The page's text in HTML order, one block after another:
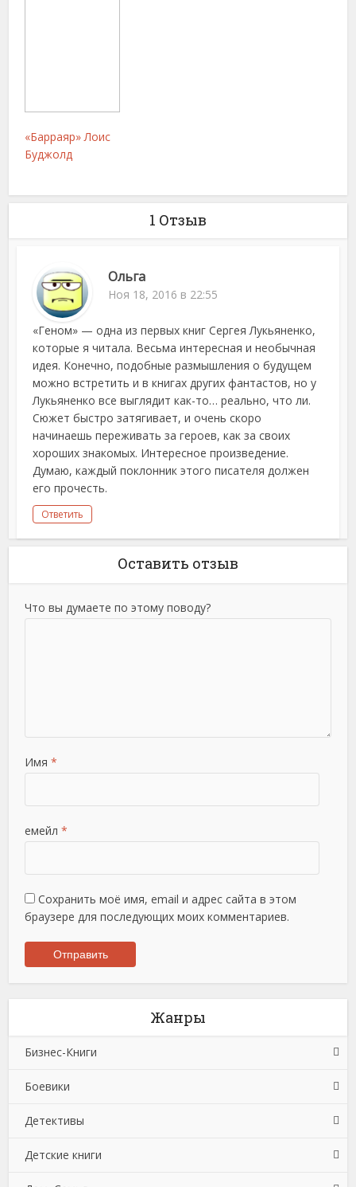
«Барраяр» Лоис
Буджолд
1 Отзыв
Ольга
Ноя 18, 2016 в 22:55
«Геном» — одна из первых книг Сергея Лукьяненко,
которые я читала. Весьма интересная и необычная
идея. Конечно, подобные размышления о будущем
можно встретить и в книгах других фантастов, но у
Лукьяненко все выглядит как-то… реально, что ли.
Сюжет быстро затягивает, и очень скоро
начинаешь переживать за героев, как за своих
хороших знакомых. Интересное произведение.
Думаю, каждый поклонник этого писателя должен
его прочесть.
Ответить
Оставить отзыв
Что вы думаете по этому поводу?
Имя *
емейл *
Сохранить моё имя, email и адрес сайта в этом
браузере для последующих моих комментариев.
Жанры
Бизнес-Книги
Банковское дело
Бухучет, налогообложение, аудит
Делопроизводство
Боевики
Боевики: Прочее
Криминальные боевики
Детективы
Зарубежные детективы
Детские книги